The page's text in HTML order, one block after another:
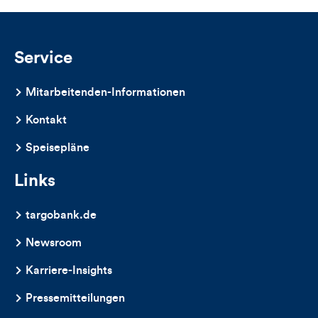
Kommentare
dieses
Artikels
Service
Mitarbeitenden-Informationen
Kontakt
Speisepläne
Links
targobank.de
Newsroom
Karriere-Insights
Pressemitteilungen